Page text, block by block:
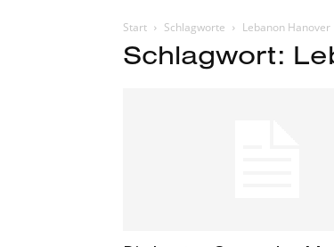
Start Schlagworte Lebanon Hanover
Schlagwort: